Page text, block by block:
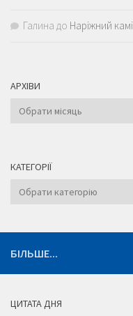
Галина до Наріжний
АРХІВИ
Архіви
КАТЕГОРІЇ
Категорії
БІЛЬШЕ...
ЦИТАТА ДНЯ